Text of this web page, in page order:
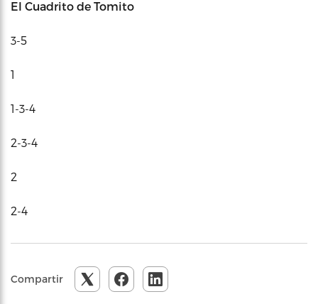
El Cuadrito de Tomito
3-5
1
1-3-4
2-3-4
2
2-4
Compartir